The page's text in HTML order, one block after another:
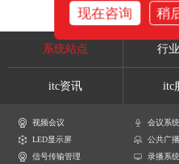
系统站点 行
itc资讯 itc
视频会议 会议系统
LED显示屏
公共广播
信号传输管理
录播系统
现在咨询 稍